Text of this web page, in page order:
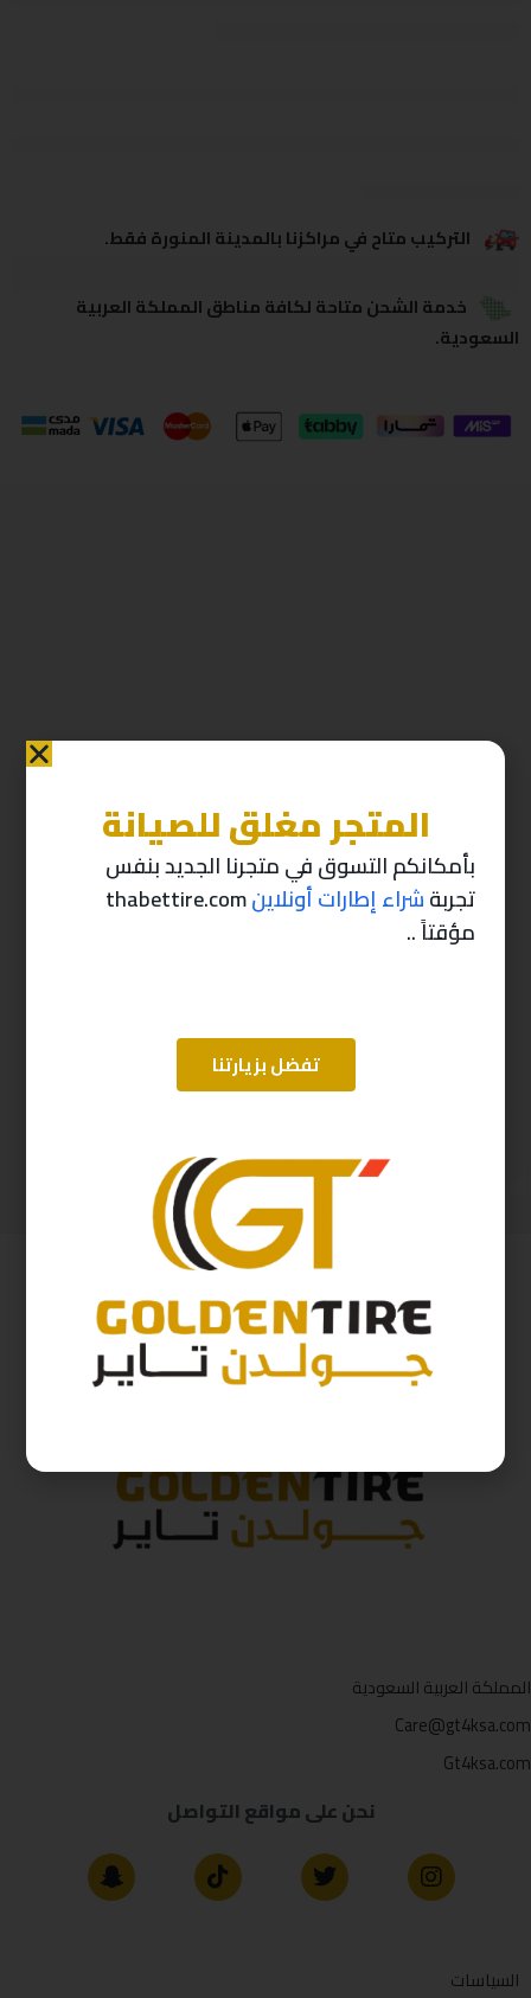
التركيب متاح في مراكزنا بالمدينة المنورة فقط.
خدمة الشحن متاحة لكافة مناطق المملكة العربية
السعودية.
منتجات ذات صله
( شامل الضريبة )
-10%
546ر.س 492
المملكة العربية السعودية
Care@gt4ksa.com
Gt4ksa.com
نحن على مواقع التواصل
السياسات
المتجر مغلق للصيانة
بأمكانكم التسوق في متجرنا الجديد بنفس
تجربةشراء إطارات أونلاينthabettire.com
مؤقتاً ..
تفضل بزيارتنا